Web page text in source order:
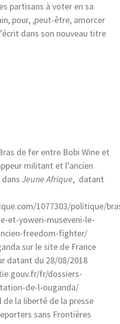
partisans à voter en sa
pour, ,peut-être, amorcer
dans son nouveau titre
de fer entre Bobi Wine et
militant et l’ancien
Jeune Afrique, datant
1077303/politique/
et-yoweri-museveni-le-
freedom-fighter/
sur le site de France
datant du 28/08/2018
fr/dossiers-
de-l-ouganda/
la liberté de la presse
sans Frontières